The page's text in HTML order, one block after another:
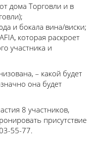
дома Торговли и в
и бокала вина/виски;
которая раскроет
участника и
– какой будет
она будет
8 участников,
присутствие
55-77.